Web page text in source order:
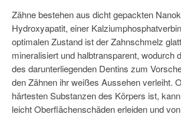
Zähne bestehen aus dicht gepackten
Hydroxyapatit, einer
optimalen Zustand ist der Zahnschmelz
mineralisiert und halbtransparent, wodurch
des darunterliegenden Dentins zum
den Zähnen ihr weißes Aussehen verleiht.
härtesten Substanzen des Körpers ist,
leicht Oberflächenschäden erleiden und